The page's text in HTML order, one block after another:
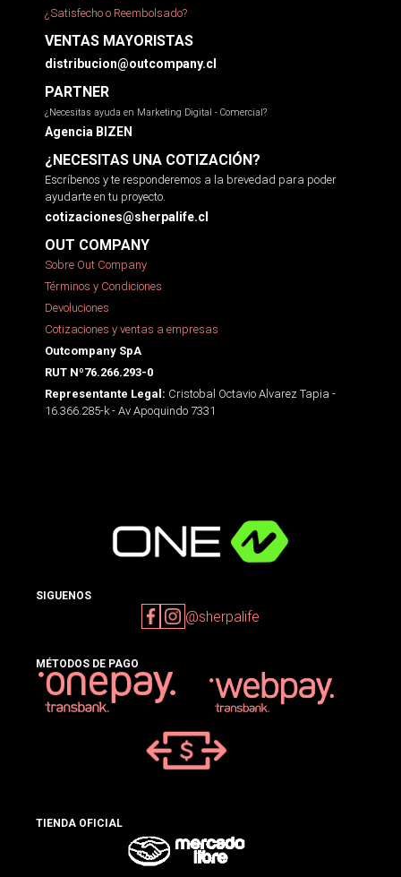
¿Satisfecho o Reembolsado?
VENTAS MAYORISTAS
distribucion@outcompany.cl
PARTNER
¿Necesitas ayuda en Marketing Digital - Comercial?
Agencia BIZEN
¿NECESITAS UNA COTIZACIÓN?
Escríbenos y te responderemos a la brevedad para poder
ayudarte en tu proyecto.
cotizaciones@sherpalife.cl
OUT COMPANY
Sobre Out Company
Términos y Condiciones
Devoluciones
Cotizaciones y ventas a empresas
Outcompany SpA
RUT Nº76.266.293-0
Representante Legal: Cristobal Octavio Alvarez Tapia -
16.366.285-k - Av Apoquindo 7331
SIGUENOS
@sherpalife
MÉTODOS DE PAGO
TIENDA OFICIAL